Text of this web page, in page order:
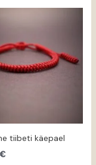
tiibeti käepael
€